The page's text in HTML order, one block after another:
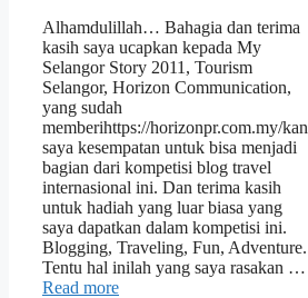
Alhamdulillah… Bahagia dan terima
kasih saya ucapkan kepada My
Selangor Story 2011, Tourism
Selangor, Horizon Communication,
yang sudah
memberihttps://horizonpr.com.my/kan
saya kesempatan untuk bisa menjadi
bagian dari kompetisi blog travel
internasional ini. Dan terima kasih
untuk hadiah yang luar biasa yang
saya dapatkan dalam kompetisi ini.
Blogging, Traveling, Fun, Adventure.
Tentu hal inilah yang saya rasakan …
Read more